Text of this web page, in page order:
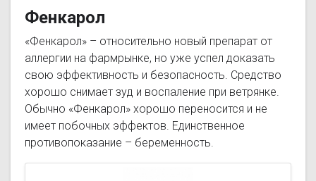
Фенкарол
«Фенкарол» – относительно новый препарат от
аллергии на фармрынке, но уже успел доказать
свою эффективность и безопасность. Средство
хорошо снимает зуд и воспаление при ветрянке.
Обычно «Фенкарол» хорошо переносится и не
имеет побочных эффектов. Единственное
противопоказание – беременность.